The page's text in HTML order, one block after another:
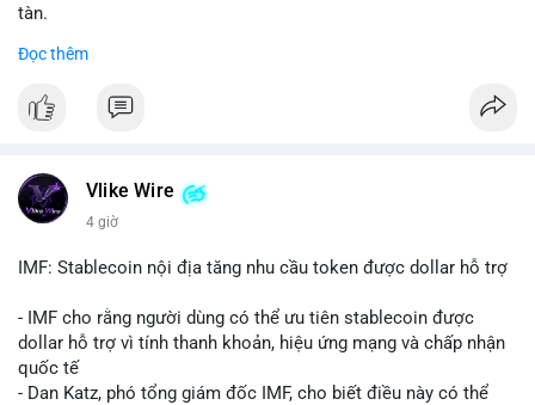
tàn.
📈 XU HƯỚNG TÌM KIẾM & THẢO LUẬN: Biconomy (BICO),
coin được tìm kiếm nhiều nhất. Chủ đề NFT (Pudgy Penguins),
💬 DÒNG CHẢY TIN TỨC & TRUYỀN THÔNG: Bàn tán trên
Binance Square tập trung vào lệnh kẹp, dự báo NVDA và Musk
luận về Clearity Act.
💡 NHẬN ĐỊNH & KHUYẾN NGHỊ: Tâm lý ngắn hạn vẫn tiêu
cực do sợ hãi, nhưng xu hướng coin nhỏ và tin tức AI/NVIDA
có thể tạo cơ hội mua sớm. Cần theo dõi sự thay đổi trong
chính sách crypto Mỹ.
Đọc thêm
Vlike Wire
4 giờ
IMF: Stablecoin nội địa tăng nhu cầu token được dollar hỗ trợ
- IMF cho rằng người dùng có thể ưu tiên stablecoin được
dollar hỗ trợ vì tính thanh khoản, hiệu ứng mạng và chấp nhận
quốc tế
- Dan Katz, phó tổng giám đốc IMF, cho biết điều này có thể